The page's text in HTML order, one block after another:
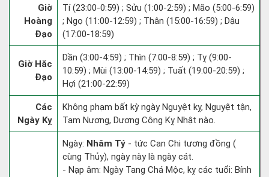
Giờ
Hoàng
Đạo
Tí (23:00-0:59) ; Sửu (1:00-2:59) ; Mão (5:00-6:59)
; Ngọ (11:00-12:59) ; Thân (15:00-16:59) ; Dậu
(17:00-18:59)
Giờ Hắc
Đạo
Dần (3:00-4:59) ; Thìn (7:00-8:59) ; Tỵ (9:00-
10:59) ; Mùi (13:00-14:59) ; Tuất (19:00-20:59) ;
Hợi (21:00-22:59)
Các
Ngày Kỵ
Không phạm bất kỳ ngày Nguyệt kỵ, Nguyệt tận,
Tam Nương, Dương Công Kỵ Nhật nào.
Ngày: Nhâm Tý - tức Can Chi tương đồng (
cùng Thủy), ngày này là ngày cát.
- Nạp âm: Ngày Tang Chá Mộc, kỵ các tuổi: Bính